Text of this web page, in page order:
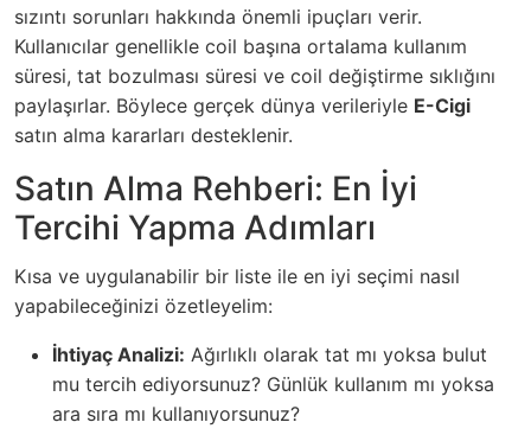
sızıntı sorunları hakkında önemli ipuçları verir.
Kullanıcılar genellikle coil başına ortalama kullanım
süresi, tat bozulması süresi ve coil değiştirme sıklığını
paylaşırlar. Böylece gerçek dünya verileriyle E-Cigi
satın alma kararları desteklenir.
Satın Alma Rehberi: En İyi
Tercihi Yapma Adımları
Kısa ve uygulanabilir bir liste ile en iyi seçimi nasıl
yapabileceğinizi özetleyelim:
İhtiyaç Analizi: Ağırlıklı olarak tat mı yoksa bulut
mu tercih ediyorsunuz? Günlük kullanım mı yoksa
ara sıra mı kullanıyorsunuz?